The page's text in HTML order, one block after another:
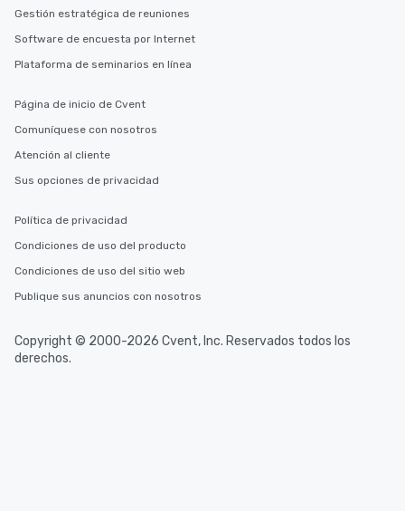
Gestión estratégica de reuniones
Software de encuesta por Internet
Plataforma de seminarios en línea
Página de inicio de Cvent
Comuníquese con nosotros
Atención al cliente
Sus opciones de privacidad
Política de privacidad
Condiciones de uso del producto
Condiciones de uso del sitio web
Publique sus anuncios con nosotros
Copyright © 2000-2026 Cvent, Inc. Reservados todos los
derechos.